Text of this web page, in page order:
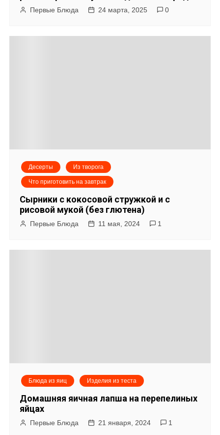
Первые Блюда 24 марта, 2025 0
Десерты Из творога
Что приготовить на завтрак
Сырники с кокосовой стружкой и с
рисовой мукой (без глютена)
Первые Блюда 11 мая, 2024 1
Блюда из яиц Изделия из теста
Домашняя яичная лапша на перепелиных
яйцах
Первые Блюда 21 января, 2024 1